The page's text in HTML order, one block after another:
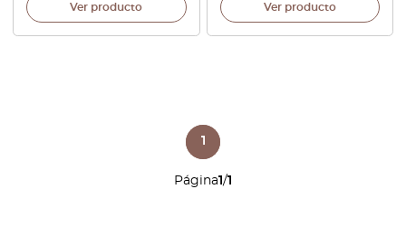
Ver producto Ver producto
Página1/1
1